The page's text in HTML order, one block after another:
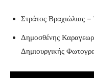
Στράτος Βραχιώλιας
Δημοσθένης
Δημιουργικής